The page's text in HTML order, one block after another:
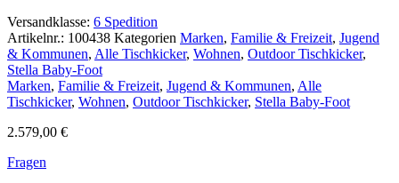
Versandklasse: 6 Spedition
Artikelnr.: 100438 Kategorien Marken, Familie & Freizeit, Jugend
& Kommunen, Alle Tischkicker, Wohnen, Outdoor Tischkicker,
Stella Baby-Foot
Marken, Familie & Freizeit, Jugend & Kommunen, Alle
Tischkicker, Wohnen, Outdoor Tischkicker, Stella Baby-Foot
2.579,00 €
Fragen